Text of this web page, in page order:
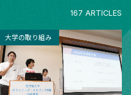
167 ARTICLES
大学の取り組み